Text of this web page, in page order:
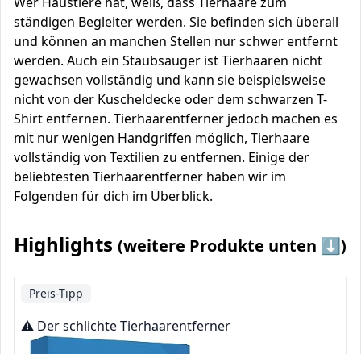
ständigen Begleiter werden. Sie befinden sich überall
und können an manchen Stellen nur schwer entfernt
werden. Auch ein Staubsauger ist Tierhaaren nicht
gewachsen vollständig und kann sie beispielsweise
nicht von der Kuscheldecke oder dem schwarzen T-
Shirt entfernen. Tierhaarentferner jedoch machen es
mit nur wenigen Handgriffen möglich, Tierhaare
vollständig von Textilien zu entfernen. Einige der
beliebtesten Tierhaarentferner haben wir im
Folgenden für dich im Überblick.
Highlights (weitere Produkte unten ⬇️)
Preis-Tipp
⚠️ Der schlichte Tierhaarentferner